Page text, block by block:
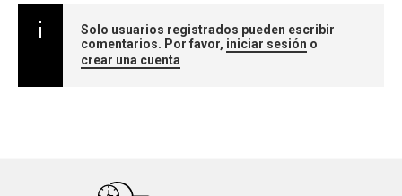
Solo usuarios registrados pueden escribir
comentarios. Por favor, iniciar sesión o
crear una cuenta